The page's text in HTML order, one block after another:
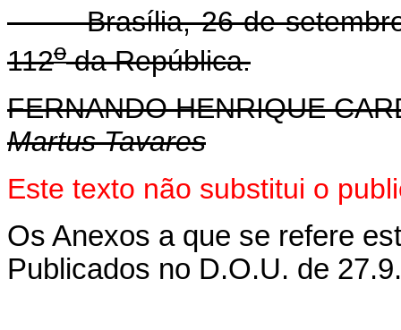
Brasília, 26 de setembro
112oda República.
FERNANDO HENRIQUE
Martus Tavares
Este texto não substitui o
Os Anexos a que se refere
Publicados no D.O.U. de